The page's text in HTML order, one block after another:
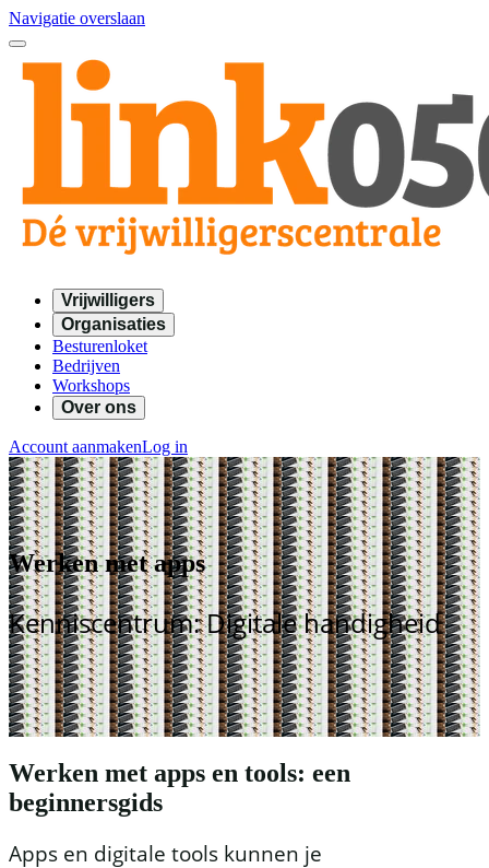
Navigatie overslaan
Vrijwilligers
Organisaties
Besturenloket
Bedrijven
Workshops
Over ons
Account aanmakenLog in
Werken met apps
Kenniscentrum: Digitale handigheid
Werken met apps en tools: een
beginnersgids
Apps en digitale tools kunnen je